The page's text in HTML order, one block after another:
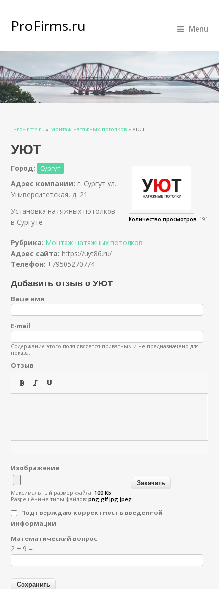
ProFirms.ru Menu
Вы здесь
ProFirms.ru » Монтаж натяжных потолков » УЮТ
УЮТ
Количество просмотров: 191
Город: Сургут
Адрес компании: г. Сургут ул.
Университетская, д. 21
Установка натяжных потолков
в Сургуте
Рубрика: Монтаж натяжных потолков
Адрес сайта: https://uyt86.ru/
Телефон: +79505270774
Добавить отзыв о УЮТ
Ваше имя
E-mail
Содержание этого поля является приватным и не предназначено для
показа.
Отзыв
Изображение
Максимальный размер файла:100 КБ.
Разрешённые типы файлов:png gif jpg jpeg.
Подтверждаю корректность введенной
информации
Я спамер
Математический вопрос
2 + 9 =